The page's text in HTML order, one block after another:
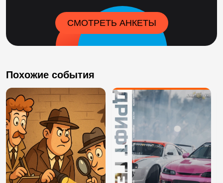
СМОТРЕТЬ АНКЕТЫ
Похожие события